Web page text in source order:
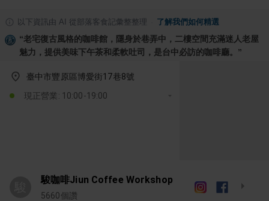
以下資訊由 AI 從部落客食記彙整整理 了解我們如何精選
“老宅復古風格的咖啡館，隱身於巷弄中，二樓空間充滿迷人老屋
魅力，提供美味下午茶和柔軟吐司，是台中必訪的咖啡廳。 ”
臺中市豐原區博愛街17巷8號
現正營業: 10:00-19:00
駿咖啡Jiun Coffee Workshop
5660個讚